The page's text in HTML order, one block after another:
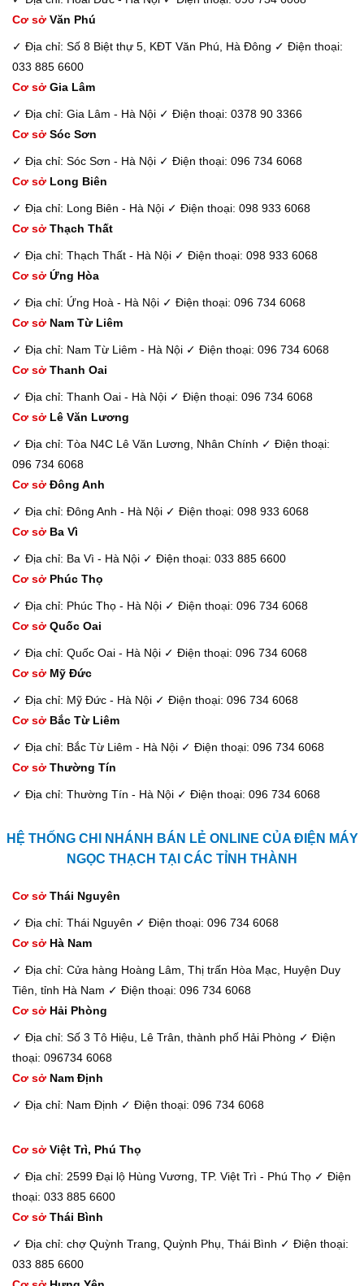
Cơ sở Văn Phú
✓ Địa chỉ: Số 8 Biệt thự 5, KĐT Văn Phú, Hà Đông ✓ Điện thoại:
033 885 6600
Cơ sở Gia Lâm
✓ Địa chỉ: Gia Lâm - Hà Nội ✓ Điện thoại: 0378 90 3366
Cơ sở Sóc Sơn
✓ Địa chỉ: Sóc Sơn - Hà Nội ✓ Điện thoại: 096 734 6068
Cơ sở Long Biên
✓ Địa chỉ: Long Biên - Hà Nội ✓ Điện thoại: 098 933 6068
Cơ sở Thạch Thất
✓ Địa chỉ: Thạch Thất - Hà Nội ✓ Điện thoại: 098 933 6068
Cơ sở Ứng Hòa
✓ Địa chỉ: Ứng Hoà - Hà Nội ✓ Điện thoại: 096 734 6068
Cơ sở Nam Từ Liêm
✓ Địa chỉ: Nam Từ Liêm - Hà Nội ✓ Điện thoại: 096 734 6068
Cơ sở Thanh Oai
✓ Địa chỉ: Thanh Oai - Hà Nội ✓ Điện thoại: 096 734 6068
Cơ sở Lê Văn Lương
✓ Địa chỉ: Tòa N4C Lê Văn Lương, Nhân Chính ✓ Điện thoại:
096 734 6068
Cơ sở Đông Anh
✓ Địa chỉ: Đông Anh - Hà Nội ✓ Điện thoại: 098 933 6068
Cơ sở Ba Vì
✓ Địa chỉ: Ba Vì - Hà Nội ✓ Điện thoại: 033 885 6600
Cơ sở Phúc Thọ
✓ Địa chỉ: Phúc Thọ - Hà Nội ✓ Điện thoại: 096 734 6068
Cơ sở Quốc Oai
✓ Địa chỉ: Quốc Oai - Hà Nội ✓ Điện thoại: 096 734 6068
Cơ sở Mỹ Đức
✓ Địa chỉ: Mỹ Đức - Hà Nội ✓ Điện thoại: 096 734 6068
Cơ sở Bắc Từ Liêm
✓ Địa chỉ: Bắc Từ Liêm - Hà Nội ✓ Điện thoại: 096 734 6068
Cơ sở Thường Tín
✓ Địa chỉ: Thường Tín - Hà Nội ✓ Điện thoại: 096 734 6068
HỆ THỐNG CHI NHÁNH BÁN LẺ ONLINE CỦA ĐIỆN MÁY
NGỌC THẠCH TẠI CÁC TỈNH THÀNH
Cơ sở Thái Nguyên
✓ Địa chỉ: Thái Nguyên ✓ Điện thoại: 096 734 6068
Cơ sở Hà Nam
✓ Địa chỉ: Cửa hàng Hoàng Lâm, Thị trấn Hòa Mạc, Huyện Duy
Tiên, tỉnh Hà Nam ✓ Điện thoại: 096 734 6068
Cơ sở Hải Phòng
✓ Địa chỉ: Số 3 Tô Hiệu, Lê Trân, thành phố Hải Phòng ✓ Điện
thoại: 096734 6068
Cơ sở Nam Định
✓ Địa chỉ: Nam Định ✓ Điện thoại: 096 734 6068
Cơ sở Việt Trì, Phú Thọ
✓ Địa chỉ: 2599 Đại lộ Hùng Vương, TP. Việt Trì - Phú Thọ ✓ Điện
thoại: 033 885 6600
Cơ sở Thái Bình
✓ Địa chỉ: chợ Quỳnh Trang, Quỳnh Phụ, Thái Bình ✓ Điện thoại:
033 885 6600